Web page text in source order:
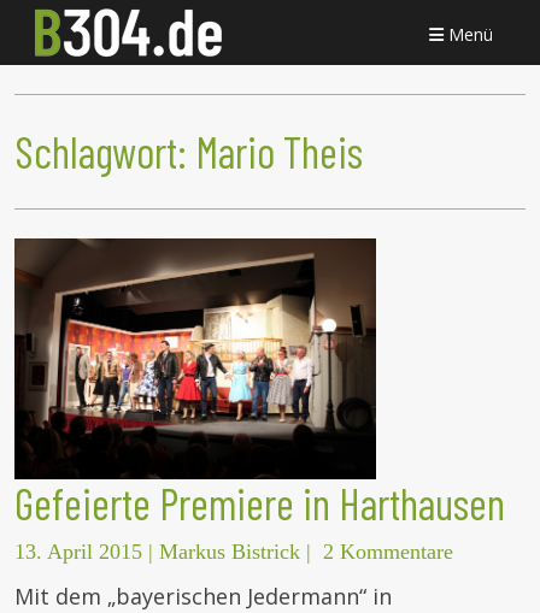
Menü
Schlagwort: Mario Theis
Gefeierte Premiere in Harthausen
13. April 2015 | Markus Bistrick | 2 Kommentare
Mit dem „bayerischen Jedermann“ in